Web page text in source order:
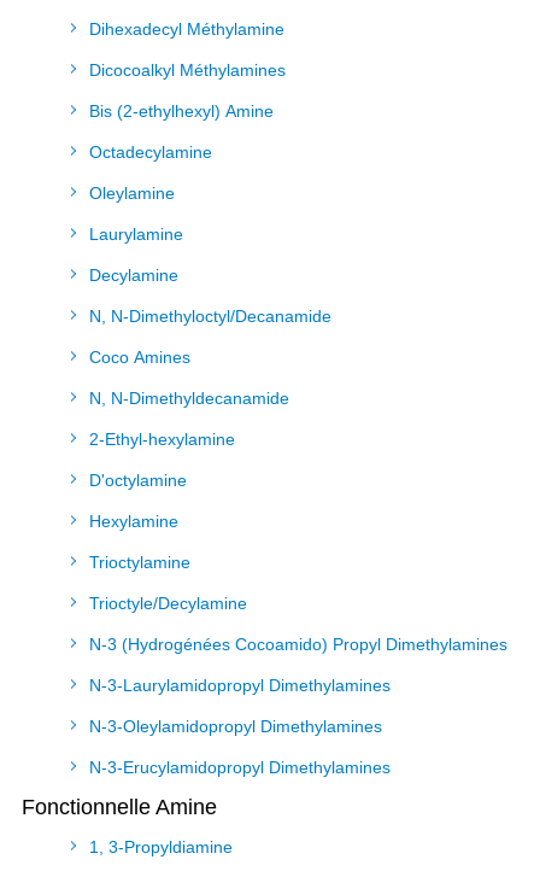
Dihexadecyl Méthylamine
Dicocoalkyl Méthylamines
Bis (2-ethylhexyl) Amine
Octadecylamine
Oleylamine
Laurylamine
Decylamine
N, N-Dimethyloctyl/Decanamide
Coco Amines
N, N-Dimethyldecanamide
2-Ethyl-hexylamine
D'octylamine
Hexylamine
Trioctylamine
Trioctyle/Decylamine
N-3 (Hydrogénées Cocoamido) Propyl Dimethylamines
N-3-Laurylamidopropyl Dimethylamines
N-3-Oleylamidopropyl Dimethylamines
N-3-Erucylamidopropyl Dimethylamines
Fonctionnelle Amine
1, 3-Propyldiamine